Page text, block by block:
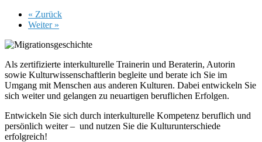
« Zurück
Weiter »
Als zertifizierte interkulturelle Trainerin und Beraterin, Autorin
sowie Kulturwissenschaftlerin begleite und berate ich Sie im
Umgang mit Menschen aus anderen Kulturen. Dabei entwickeln Sie
sich weiter und gelangen zu neuartigen beruflichen Erfolgen.
Entwickeln Sie sich durch interkulturelle Kompetenz beruflich und
persönlich weiter – und nutzen Sie die Kulturunterschiede
erfolgreich!